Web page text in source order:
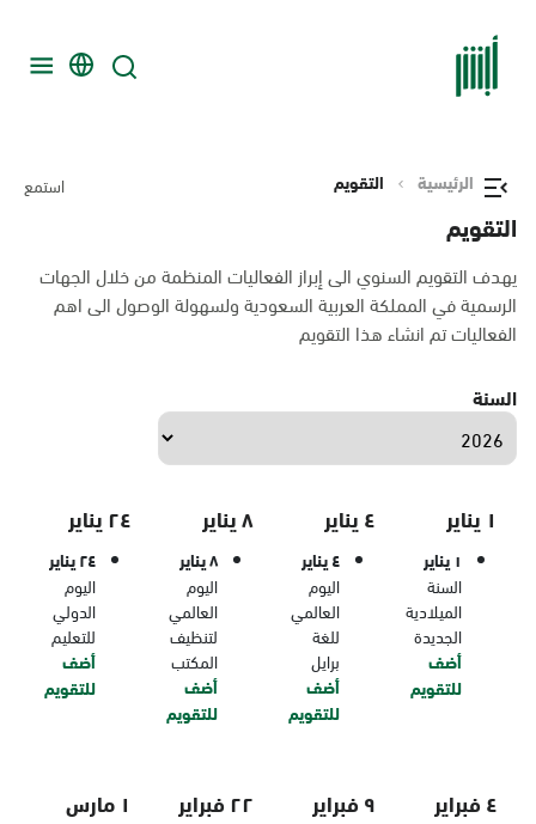
الرئيسية التقويم استمع
التقويم
يهدف التقويم السنوي الى إبراز الفعاليات المنظمة من خلال الجهات
الرسمية في المملكة العربية السعودية ولسهولة الوصول الى اهم
الفعاليات تم انشاء هذا التقويم
السنة
١ يناير
١ يناير
السنة
الميلادية
الجديدة
أضف
للتقويم
٤ يناير
٤ يناير
اليوم
العالمي
للغة
برايل
أضف
للتقويم
٨ يناير
٨ يناير
اليوم
العالمي
لتنظيف
المكتب
أضف
للتقويم
٢٤ يناير
٢٤ يناير
اليوم
الدولي
للتعليم
أضف
للتقويم
٤ فبراير ٩ فبراير ٢٢ فبراير ١ مارس